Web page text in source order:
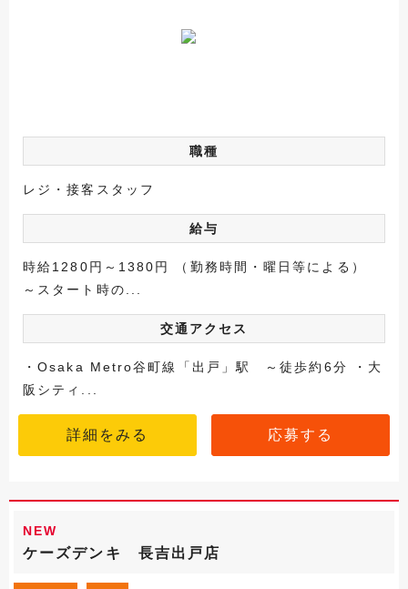
職種
レジ・接客スタッフ
給与
時給1280円～1380円 （勤務時間・曜日等による）
～スタート時の...
交通アクセス
・Osaka Metro谷町線「出戸」駅 ～徒歩約6分 ・大
阪シティ...
詳細をみる 応募する
NEW
ケーズデンキ 長吉出戸店